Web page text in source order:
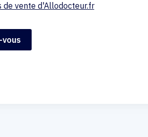
de vente d'Allodocteur.fr